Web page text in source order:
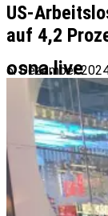
osna.live
US-
auf 4,2
6. Dezember